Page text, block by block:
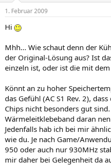
1. Februar 2009
Hi
Mhh... Wie schaut denn der
der Original-Lösung aus? Ist
einzeln ist, oder ist die mit
Könnt an zu hoher
das Gefühl (AC S1 Rev. 2),
Chips nicht besonders gut
Wärmeleitklebeband daran
Jedenfalls hab ich bei mir
wie du. Je nach Game/
950 oder auch nur 930MHz
mir daher bei Gelegenheit da